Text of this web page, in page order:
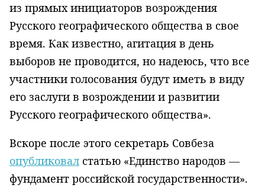
из прямых инициаторов возрождения
Русского географического общества в свое
время. Как известно, агитация в день
выборов не проводится, но надеюсь, что все
участники голосования будут иметь в виду
его заслуги в возрождении и развитии
Русского географического общества».
Вскоре после этого секретарь Совбеза
опубликовал статью «Единство народов —
фундамент российской государственности».